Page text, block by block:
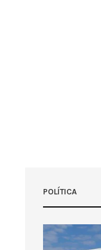
POLÍTICA